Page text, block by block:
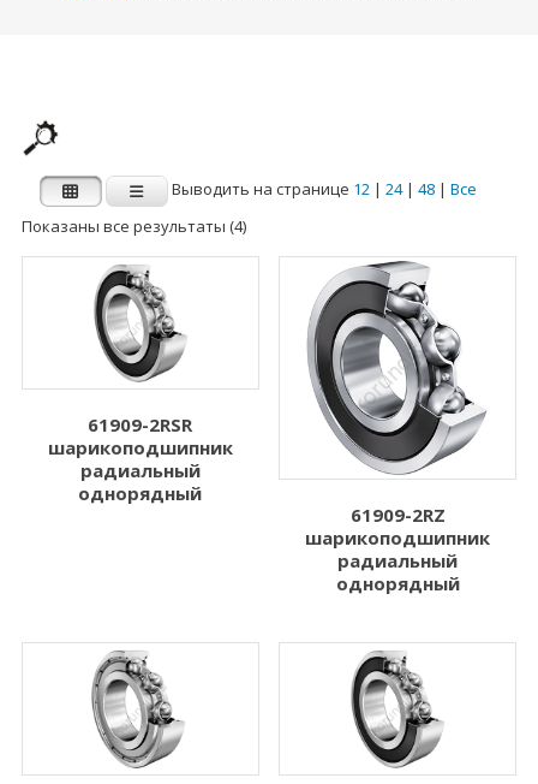
INA
Категории
Внутренний
диаметр d (мм)
1.000
2.000
Показать больше
Наружный диаметр
D (мм)
6.000
7.000
Показать больше
Ширина B (мм)
Динамическая
нагрузка Cr (N)
Выводить на странице 12| 24| 48| Все
Показаны все результаты (4)
61909-2RSR
шарикоподшипник
радиальный
однорядный
61909-2RZ
шарикоподшипник
радиальный
однорядный